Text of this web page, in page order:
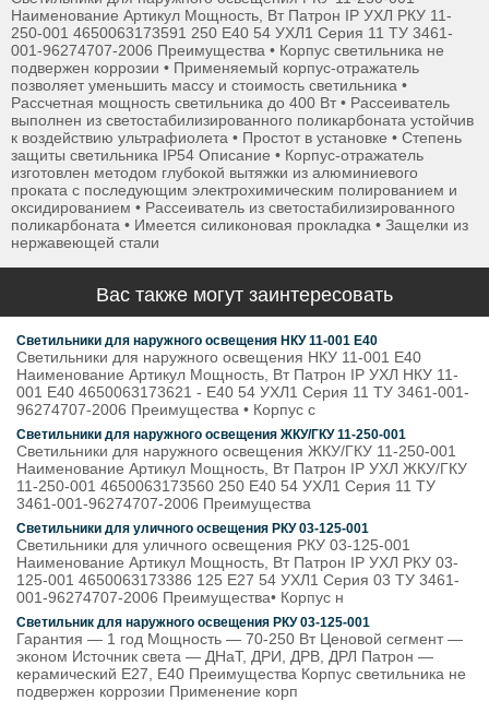
Наименование Артикул Мощность, Вт Патрон IP УХЛ РКУ 11-
250-001 4650063173591 250 E40 54 УХЛ1 Серия 11 ТУ 3461-
001-96274707-2006 Преимущества • Корпус светильника не
подвержен коррозии • Применяемый корпус-отражатель
позволяет уменьшить массу и стоимость светильника •
Рассчетная мощность светильника до 400 Вт • Рассеиватель
выполнен из светостабилизированного поликарбоната устойчив
к воздействию ультрафиолета • Простот в установке • Cтепень
защиты светильника IP54 Описание • Корпус-отражатель
изготовлен методом глубокой вытяжки из алюминиевого
проката с последующим электрохимическим полированием и
оксидированием • Рассеиватель из светостабилизированного
поликарбоната • Имеется силиконовая прокладка • Защелки из
нержавеющей стали
Вас также могут заинтересовать
Светильники для наружного освещения НКУ 11-001 E40
Светильники для наружного освещения НКУ 11-001 E40
Наименование Артикул Мощность, Вт Патрон IP УХЛ НКУ 11-
001 E40 4650063173621 - E40 54 УХЛ1 Серия 11 ТУ 3461-001-
96274707-2006 Преимущества • Корпус с
Светильники для наружного освещения ЖКУ/ГКУ 11-250-001
Светильники для наружного освещения ЖКУ/ГКУ 11-250-001
Наименование Артикул Мощность, Вт Патрон IP УХЛ ЖКУ/ГКУ
11-250-001 4650063173560 250 E40 54 УХЛ1 Серия 11 ТУ
3461-001-96274707-2006 Преимущества
Светильники для уличного освещения РКУ 03-125-001
Светильники для уличного освещения РКУ 03-125-001
Наименование Артикул Мощность, Вт Патрон IP УХЛ РКУ 03-
125-001 4650063173386 125 E27 54 УХЛ1 Серия 03 ТУ 3461-
001-96274707-2006 Преимущества• Корпус н
Светильник для наружного освещения РКУ 03-125-001
Гарантия — 1 год Мощность — 70-250 Вт Ценовой сегмент —
эконом Источник света — ДНаТ, ДРИ, ДРВ, ДРЛ Патрон —
керамический E27, E40 Преимущества Корпус светильника не
подвержен коррозии Применение корп